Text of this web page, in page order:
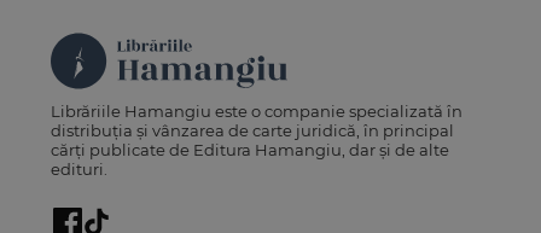
Librăriile Hamangiu este o companie specializată în
distribuția și vânzarea de carte juridică, în principal
cărți publicate de Editura Hamangiu, dar și de alte
edituri.